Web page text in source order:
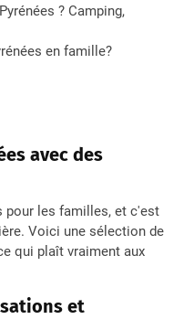
? Camping,
en famille?
avec des
pour les familles, et c'est
Voici une sélection de
qui plaît vraiment aux
et